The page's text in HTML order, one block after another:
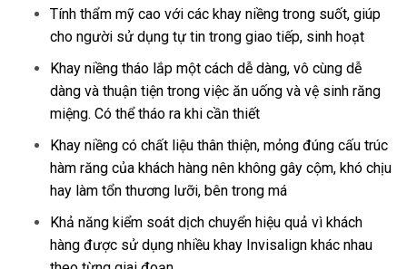
Tính thẩm mỹ cao với các khay niềng trong suốt, giúp
cho người sử dụng tự tin trong giao tiếp, sinh hoạt
Khay niềng tháo lắp một cách dễ dàng, vô cùng dễ
dàng và thuận tiện trong việc ăn uống và vệ sinh răng
miệng. Có thể tháo ra khi cần thiết
Khay niềng có chất liệu thân thiện, mỏng đúng cấu trúc
hàm răng của khách hàng nên không gây cộm, khó chịu
hay làm tổn thương lưỡi, bên trong má
Khả năng kiểm soát dịch chuyển hiệu quả vì khách
hàng được sử dụng nhiều khay Invisalign khác nhau